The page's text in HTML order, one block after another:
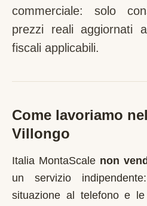
commerciale: solo
prezzi reali aggiornati
fiscali applicabili.
Come lavoriamo
Villongo
Italia MontaScale non
un servizio
situazione al telefono e